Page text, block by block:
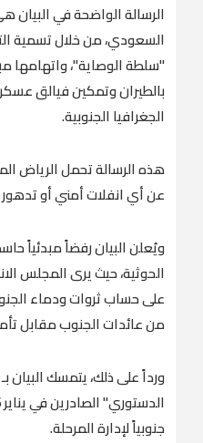
الرسالة الواضحة في البيان
السعودي، من خلال تسمية
"سلطة الوصاية"، واتهامها
بالطيران وتمكين فيالق
الجغرافيا الجنوبية.
هذه الرسالة تحمل الرياض
عن أي انفلات أمني أو
ويُعلن البيان رفضاً مبدئياً
الحوثية، حيث يرى المجلس
على حساب ثروات ودماء
من عائدات الجنوب مقابل
ورداً على ذلك، يتمسك البيان
جنوبياً لإدارة المرحلة.